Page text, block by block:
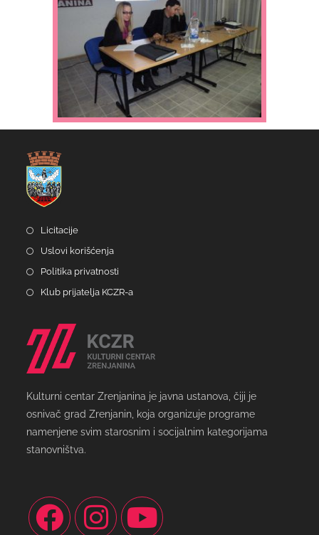
Licitacije
Uslovi korišćenja
Politika privatnosti
Klub prijatelja KCZR-a
Kulturni centar Zrenjanina je javna ustanova, čiji je
osnivač grad Zrenjanin, koja organizuje programe
namenjene svim starosnim i socijalnim kategorijama
stanovništva.